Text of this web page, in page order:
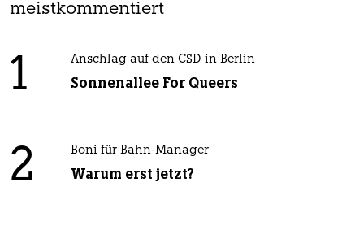
meistkommentiert
1 Anschlag auf den CSD in Berlin
Sonnenallee For Queers
2 Boni für Bahn-Manager
Warum erst jetzt?